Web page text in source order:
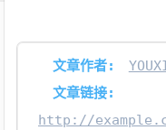
文章作者:
文章链接:
http://